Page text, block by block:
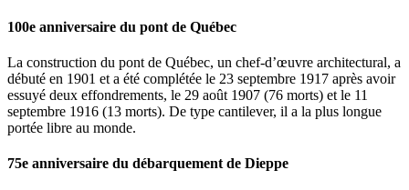
100e anniversaire du pont de Québec
La construction du pont de Québec, un chef-d’œuvre architectural, a
débuté en 1901 et a été complétée le 23 septembre 1917 après avoir
essuyé deux effondrements, le 29 août 1907 (76 morts) et le 11
septembre 1916 (13 morts). De type cantilever, il a la plus longue
portée libre au monde.
75e anniversaire du débarquement de Dieppe